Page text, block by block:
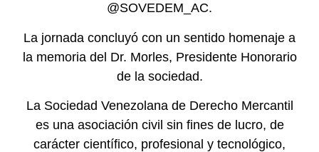
@SOVEDEM_AC.
La jornada concluyó con un sentido homenaje a
la memoria del Dr. Morles, Presidente Honorario
de la sociedad.
La Sociedad Venezolana de Derecho Mercantil
es una asociación civil sin fines de lucro, de
carácter científico, profesional y tecnológico,